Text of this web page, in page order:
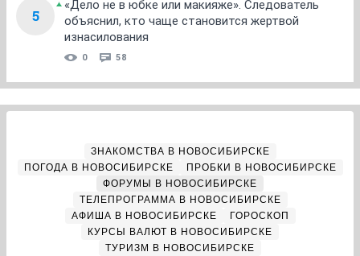
5
«Дело не в юбке или макияже». Следователь
объяснил, кто чаще становится жертвой
изнасилования
0 58
ЗНАКОМСТВА В НОВОСИБИРСКЕ
ПОГОДА В НОВОСИБИРСКЕ
ПРОБКИ В НОВОСИБИРСКЕ
ФОРУМЫ В НОВОСИБИРСКЕ
ТЕЛЕПРОГРАММА В НОВОСИБИРСКЕ
АФИША В НОВОСИБИРСКЕ
ГОРОСКОП
КУРСЫ ВАЛЮТ В НОВОСИБИРСКЕ
ТУРИЗМ В НОВОСИБИРСКЕ